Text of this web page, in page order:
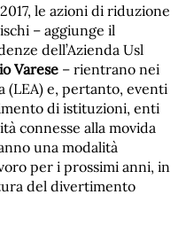
le azioni di riduzione
– aggiunge il
dell’Azienda Usl
Varese – rientrano nei
(LEA) e, pertanto, eventi
di istituzioni, enti
connesse alla movida
una modalità
per i prossimi anni, in
del divertimento